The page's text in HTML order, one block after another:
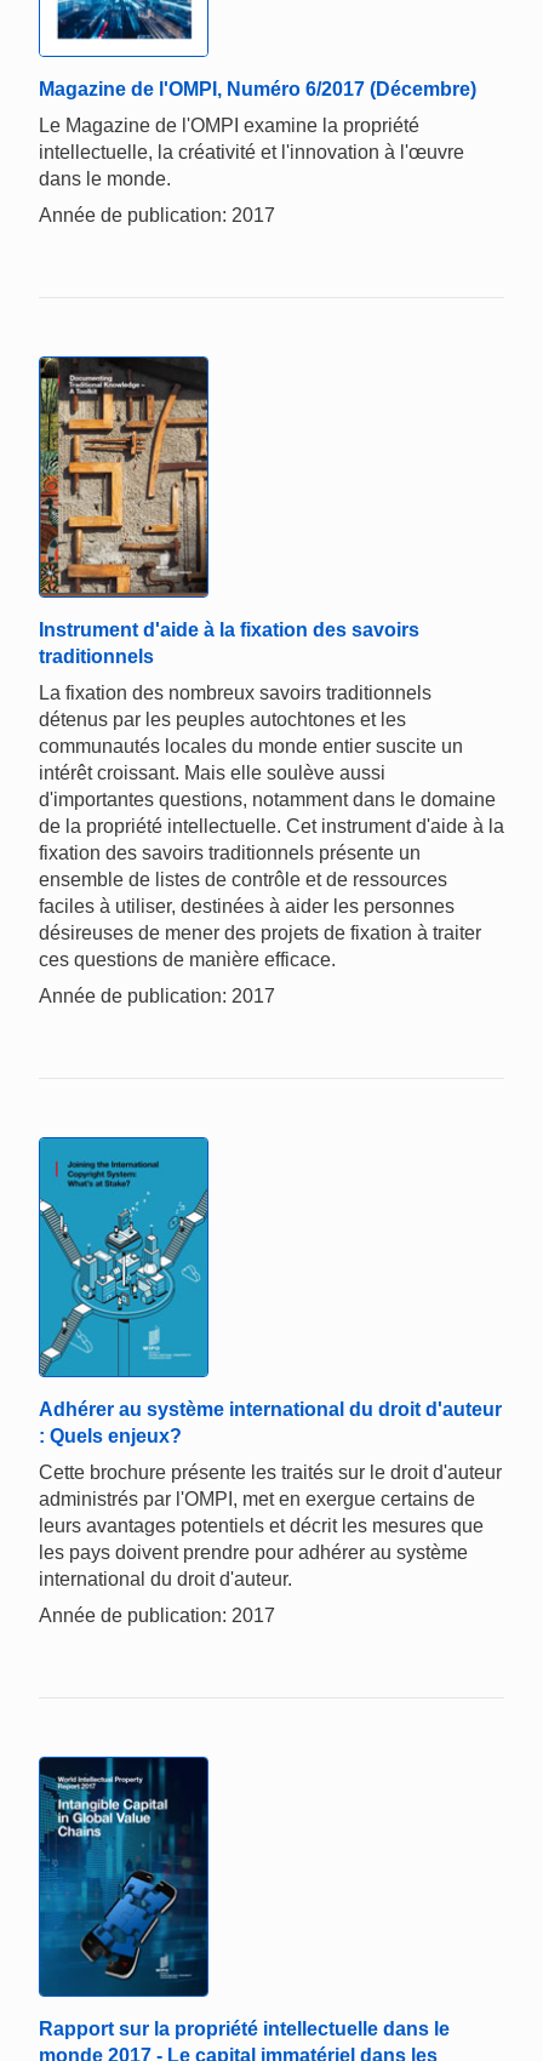
Magazine de l'OMPI, Numéro 6/2017 (Décembre)
Le Magazine de l'OMPI examine la propriété
intellectuelle, la créativité et l'innovation à l'œuvre
dans le monde.
Année de publication: 2017
Instrument d'aide à la fixation des savoirs
traditionnels
La fixation des nombreux savoirs traditionnels
détenus par les peuples autochtones et les
communautés locales du monde entier suscite un
intérêt croissant. Mais elle soulève aussi
d'importantes questions, notamment dans le domaine
de la propriété intellectuelle. Cet instrument d'aide à la
fixation des savoirs traditionnels présente un
ensemble de listes de contrôle et de ressources
faciles à utiliser, destinées à aider les personnes
désireuses de mener des projets de fixation à traiter
ces questions de manière efficace.
Année de publication: 2017
Adhérer au système international du droit d'auteur
: Quels enjeux?
Cette brochure présente les traités sur le droit d'auteur
administrés par l'OMPI, met en exergue certains de
leurs avantages potentiels et décrit les mesures que
les pays doivent prendre pour adhérer au système
international du droit d'auteur.
Année de publication: 2017
Rapport sur la propriété intellectuelle dans le
monde 2017 - Le capital immatériel dans les